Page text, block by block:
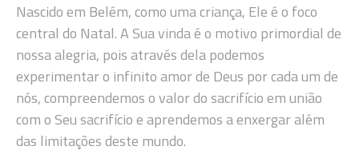
Nascido em Belém, como uma criança, Ele é o foco
central do Natal. A Sua vinda é o motivo primordial de
nossa alegria, pois através dela podemos
experimentar o infinito amor de Deus por cada um de
nós, compreendemos o valor do sacrifício em união
com o Seu sacrifício e aprendemos a enxergar além
das limitações deste mundo.